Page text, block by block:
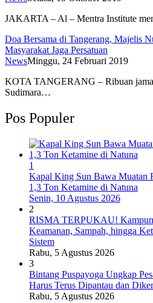
JAKARTA – Al – Mentra Institute
Doa Bersama di Tangerang, Majelis
Masyarakat Jaga Persatuan
NewsMinggu, 24 Februari 2019
KOTA TANGERANG – Ribuan
Sudimara…
Pos Populer
1
Kapal King Sun Bawa Muatan
1,3 Ton Ketamine di Natuna
Senin, 10 Agustus 2026
2
RISMA TERPUKAU!
Keamanan, Sampah, hingga
Sistem
Rabu, 5 Agustus 2026
3
Bintang Puspayoga Ungkap
Harus Terus Dipantau dan
Rabu, 5 Agustus 2026